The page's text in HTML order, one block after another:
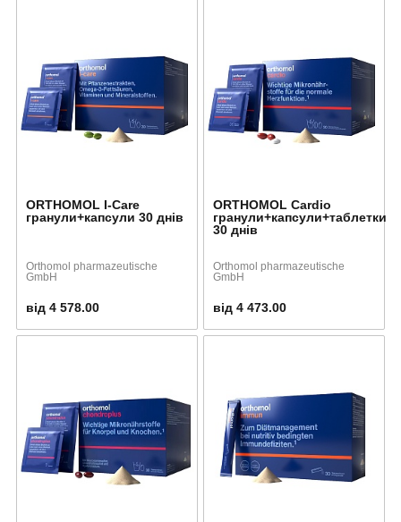
ORTHOMOL I-Care
гранули+капсули 30 днів
Orthomol pharmazeutische
GmbH
від 4 578.00
ORTHOMOL Cardio
гранули+капсули+таблетки
30 днів
Orthomol pharmazeutische
GmbH
від 4 473.00